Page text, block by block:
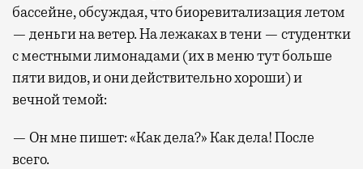
бассейне, обсуждая, что биоревитализация летом
— деньги на ветер. На лежаках в тени — студентки
с местными лимонадами (их в меню тут больше
пяти видов, и они действительно хороши) и
вечной темой:
— Он мне пишет: «Как дела?» Как дела! После
всего.